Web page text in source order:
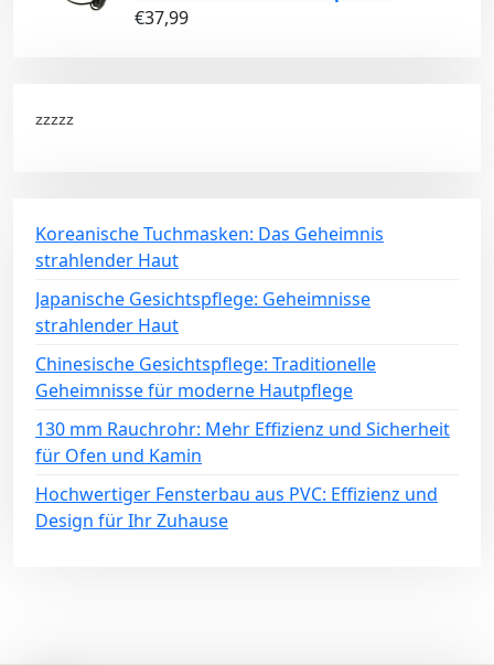
€37,99
zzzzz
Koreanische Tuchmasken: Das Geheimnis
strahlender Haut
Japanische Gesichtspflege: Geheimnisse
strahlender Haut
Chinesische Gesichtspflege: Traditionelle
Geheimnisse für moderne Hautpflege
130 mm Rauchrohr: Mehr Effizienz und Sicherheit
für Ofen und Kamin
Hochwertiger Fensterbau aus PVC: Effizienz und
Design für Ihr Zuhause